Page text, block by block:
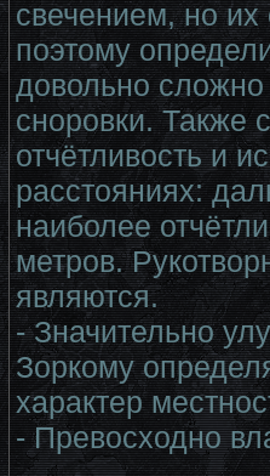
свечением, но их
поэтому
довольно сложно
сноровки. Также
отчётливость и
расстояниях:
наиболее
метров.
являются.
- Значительно
Зоркому
характер
- Превосходно